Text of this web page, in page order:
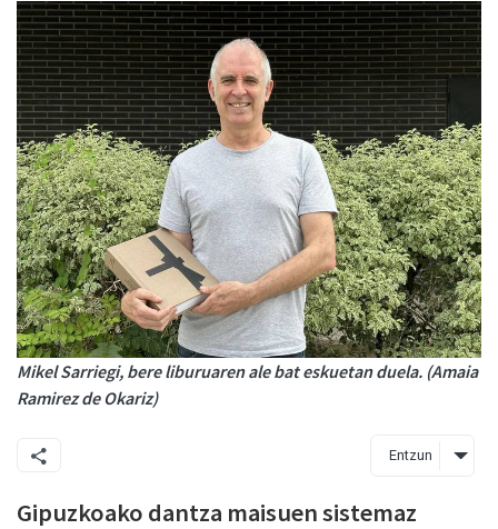
Mikel Sarriegi, bere liburuaren ale bat eskuetan duela. (Amaia
Ramirez de Okariz)
Entzun
Gipuzkoako dantza maisuen sistemaz